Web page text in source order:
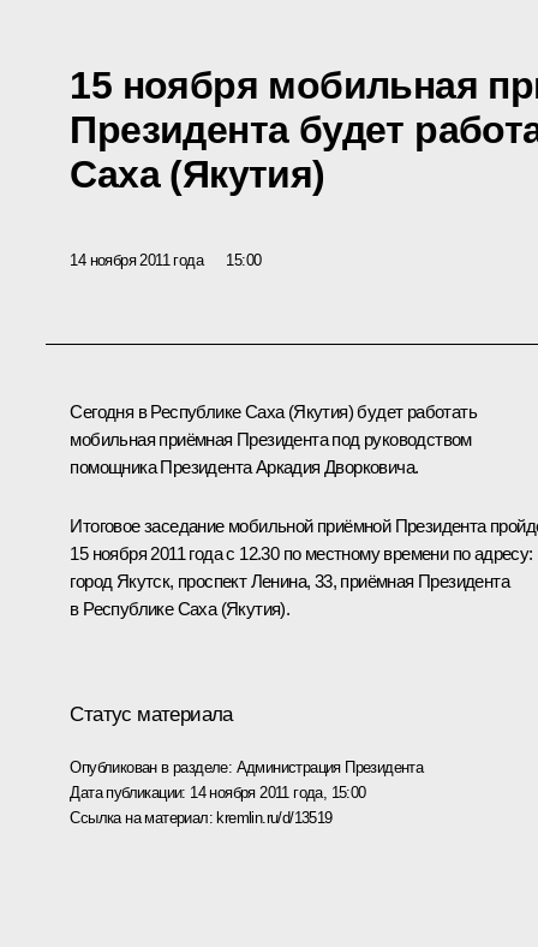
15 ноября мобильная
Президента будет
Саха (Якутия)
14 ноября 2011 года 15:00
Сегодня в Республике Саха (Якутия) будет работать
мобильная приёмная Президента под руководством
помощника ПрезидентаАркадия Дворковича.
Итоговое заседание мобильной приёмной Президента
15 ноября 2011 года с 12.30 по местному времени по адресу:
город Якутск, проспект Ленина, 33, приёмная Президента
в Республике Саха (Якутия).
Статус материала
Опубликован в разделе: Администрация Президента
Дата публикации: 14 ноября 2011 года, 15:00
Ссылка на материал:kremlin.ru/d/13519